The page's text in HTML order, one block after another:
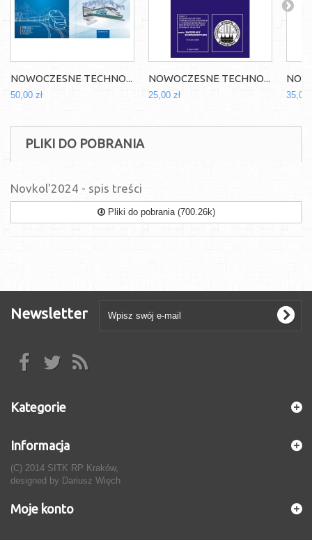
NOWOCZESNE TECHNO...
50,00 zł
NOWOCZESNE TECHNO...
25,00 zł 35,00
PLIKI DO POBRANIA
Novkol'2024 - spis treści
Pliki do pobrania (700.26k)
Newsletter
Kategorie
Informacja
(C) 2014 SITK RP Kraków,
designed by Dariusz Więch
Moje konto